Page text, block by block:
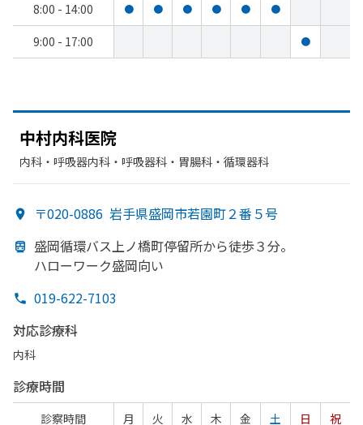
8:00 - 14:00
● ● ● ● ● ●
9:00 - 17:00 ●
中村内科医院
内科・​呼吸器内科・​呼吸器科・​胃腸科・​循環器科
〒020-0886 岩手県盛岡市若園町２番５号
盛岡循環バス上ノ橋町停留所から徒歩３分。
ハローワーク盛岡向い
019-622-7103
対応診療科
内科
診療時間
診察時間 月 火 水 木 金 土 日 祝